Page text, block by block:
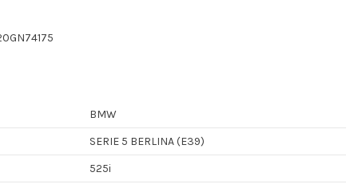
BMW
SERIE 5 BERLINA (E39)
525i